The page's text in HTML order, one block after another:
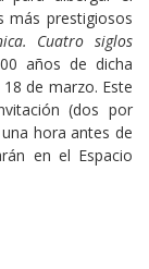
más prestigiosos
Cuatro siglos
años de dicha
de marzo. Este
(dos por
hora antes de
en el Espacio